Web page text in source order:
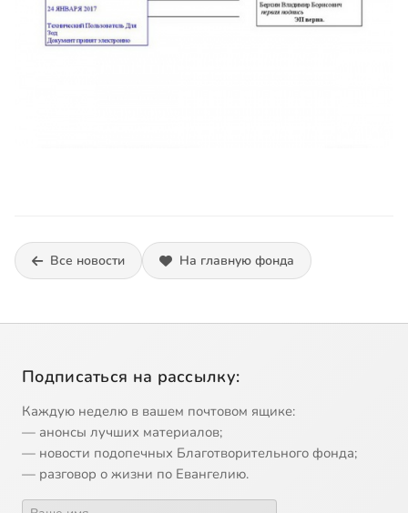
Все новости На главную фонда
Подписаться на рассылку:
Каждую неделю в вашем почтовом ящике:
— анонсы лучших материалов;
— новости подопечных Благотворительного фонда;
— разговор о жизни по Евангелию.